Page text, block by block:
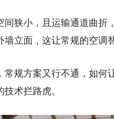
间狭小，且运输通道曲
立面，这让常规的空调
常规方案又行不通，如
术拦路虎。